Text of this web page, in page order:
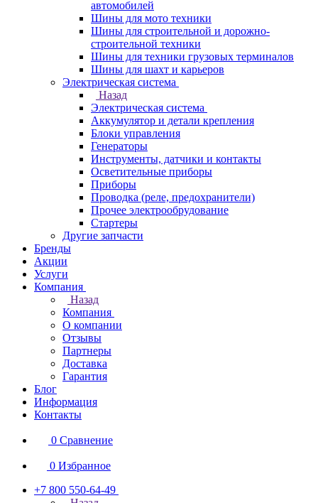
автомобилей
Шины для мото техники
Шины для строительной и дорожно-
строительной техники
Шины для техники грузовых терминалов
Шины для шахт и карьеров
Электрическая система
Назад
Электрическая система
Аккумулятор и детали крепления
Блоки управления
Генераторы
Инструменты, датчики и контакты
Осветительные приборы
Приборы
Проводка (реле, предохранители)
Прочее электрообрудование
Стартеры
Другие запчасти
Бренды
Акции
Услуги
Компания
Назад
Компания
О компании
Отзывы
Партнеры
Доставка
Гарантия
Блог
Информация
Контакты
0 Сравнение
0 Избранное
+7 800 550-64-49